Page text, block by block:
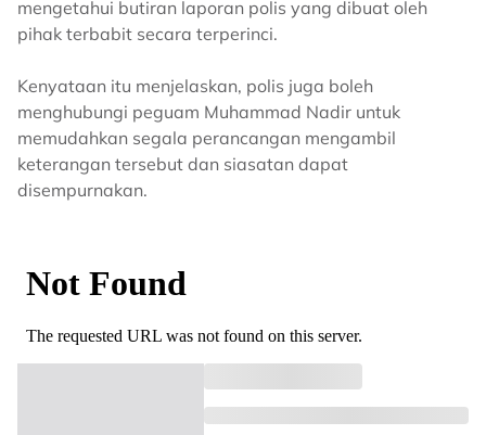
mengetahui butiran laporan polis yang dibuat oleh
pihak terbabit secara terperinci.
Kenyataan itu menjelaskan, polis juga boleh
menghubungi peguam Muhammad Nadir untuk
memudahkan segala perancangan mengambil
keterangan tersebut dan siasatan dapat
disempurnakan.